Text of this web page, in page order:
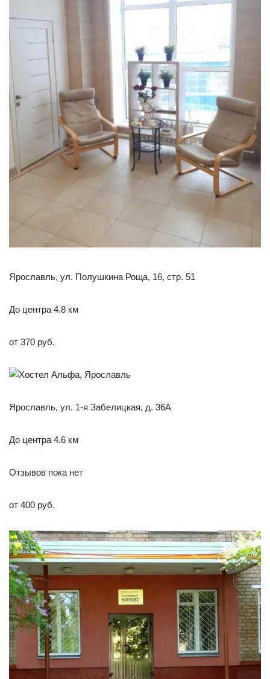
Ярославль, ул. Полушкина Роща, 16, стр. 51
До центра 4.8 км
от 370 руб.
Ярославль, ул. 1-я Забелицкая, д. 36А
До центра 4.6 км
Отзывов пока нет
от 400 руб.